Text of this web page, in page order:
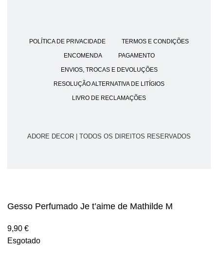
POLÍTICA DE PRIVACIDADE TERMOS E CONDIÇÕES
ENCOMENDA PAGAMENTO
ENVIOS, TROCAS E DEVOLUÇÕES
RESOLUÇÃO ALTERNATIVA DE LITÍGIOS
LIVRO DE RECLAMAÇÕES
ADORE DECOR | TODOS OS DIREITOS RESERVADOS
Gesso Perfumado Je t’aime de Mathilde M
9,90 €
Esgotado